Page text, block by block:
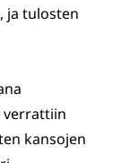
ja tulosten
verrattiin
kansojen